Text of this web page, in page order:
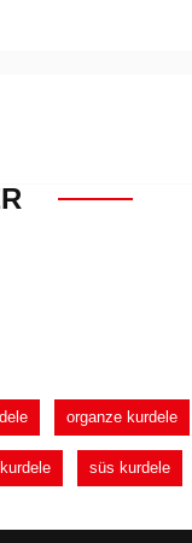
organze kurdele
süs kurdele